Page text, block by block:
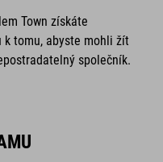
Town získáte
k tomu, abyste mohli žít
společník.